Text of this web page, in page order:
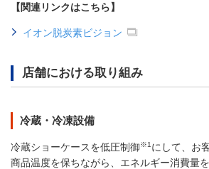
【関連リンクはこちら】
イオン脱炭素ビジョン
店舗における取り組み
冷蔵・冷凍設備
冷蔵ショーケースを低圧制御※1 にして、お
商品温度を保ちながら、エネルギー消費量を